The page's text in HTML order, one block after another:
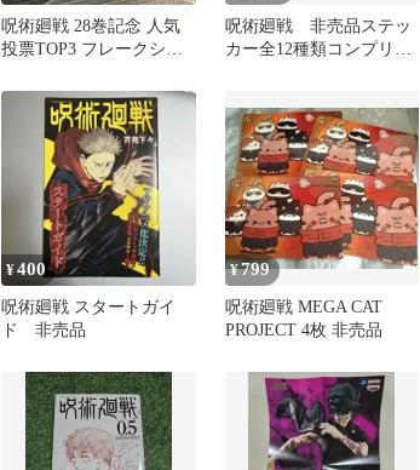
呪術廻戦 28巻記念 人気
投票TOP3 フレークシー
呪術廻戦 非売品ステッ
カー全12種類コンプリー
¥400
呪術廻戦 スタートガイ
ド 非売品
¥799
呪術廻戦 MEGA CAT
PROJECT 4枚 非売品